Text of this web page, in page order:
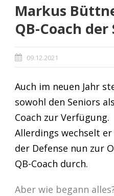
Markus
QB-Coach der
09.12.2021
Auch im neuen Jahr
sowohl den Seniors
Coach zur Verfügung.
Allerdings wechselt
der Defense nun zur
QB-Coach durch.
Aber wie begann